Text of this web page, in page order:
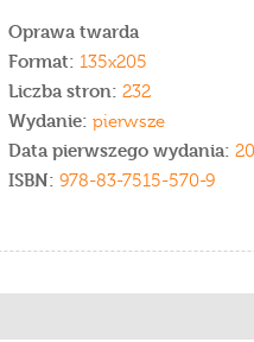
Oprawa twarda
Format: 135x205
Liczba stron: 232
Wydanie: pierwsze
Data pierwszego wydania:
ISBN: 978-83-7515-570-9